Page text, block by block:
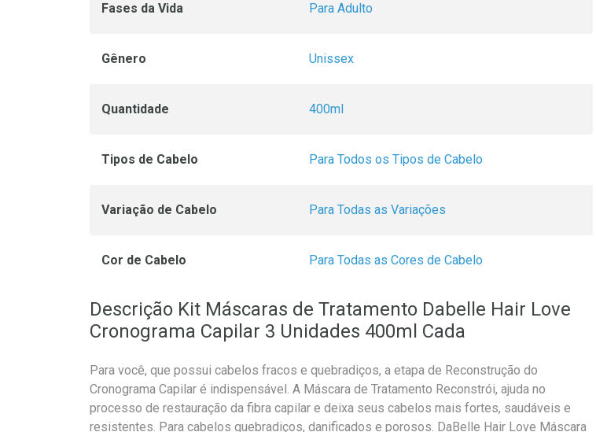
Fases da Vida Para Adulto
Gênero Unissex
Quantidade 400ml
Tipos de Cabelo Para Todos os Tipos de Cabelo
Variação de Cabelo Para Todas as Variações
Cor de Cabelo Para Todas as Cores de Cabelo
Descrição Kit Máscaras de Tratamento Dabelle Hair Love
Cronograma Capilar 3 Unidades 400ml Cada
Para você, que possui cabelos fracos e quebradiços, a etapa de Reconstrução do
Cronograma Capilar é indispensável. A Máscara de Tratamento Reconstrói, ajuda no
processo de restauração da fibra capilar e deixa seus cabelos mais fortes, saudáveis e
resistentes. Para cabelos quebradiços, danificados e porosos. DaBelle Hair Love Máscara